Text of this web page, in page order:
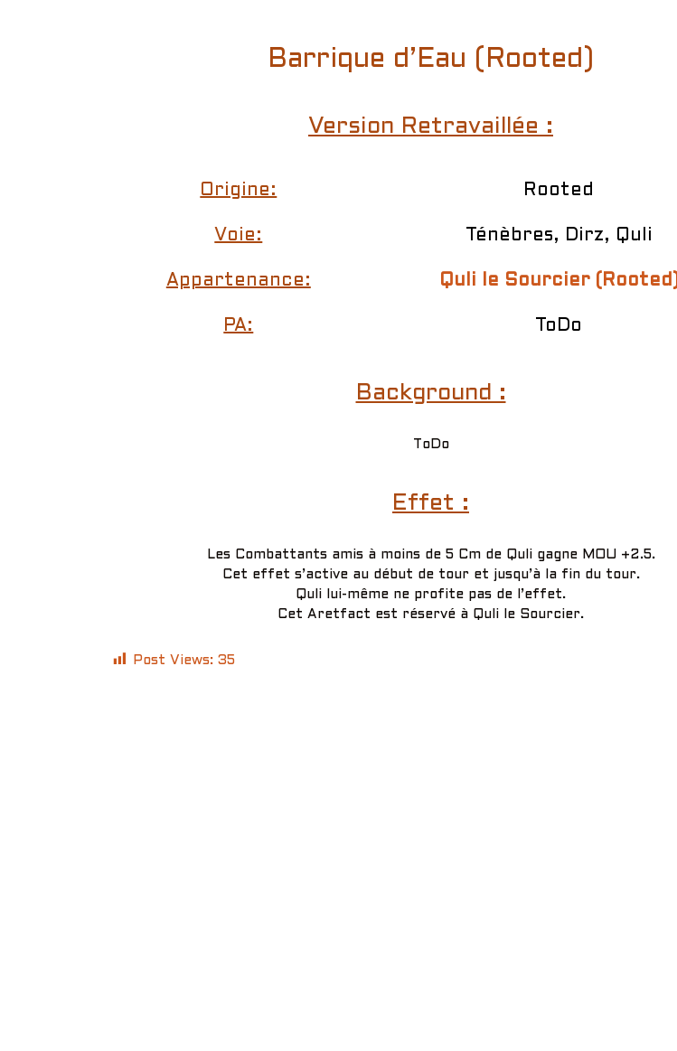
Barrique d’Eau (Rooted)
Version Retravaillée :
Origine:
Voie:
Appartenance:
PA:
Rooted
Ténèbres, Dirz, Quli
Quli le Sourcier (Rooted)
ToDo
Background :
ToDo
Effet :
Les Combattants amis à moins de 5 Cm de Quli gagne MOU +2.5.
Cet effet s’active au début de tour et jusqu’à la fin du tour.
Quli lui-même ne profite pas de l’effet.
Cet Aretfact est réservé à Quli le Sourcier.
Post Views: 35